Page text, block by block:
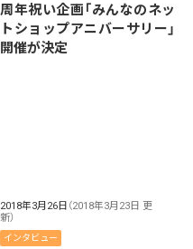
周年祝い企画「みんなのネッ
トショップアニバーサリー」
開催が決定
2018年3月26日 （2018年3月23日 更
新）
インタビュー